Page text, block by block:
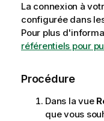
t
i
o
n
La connexion à
configurée dans
Pour plus
référentiels pour
Procédure
Dans la vue
que vous